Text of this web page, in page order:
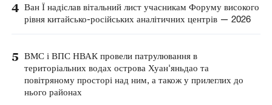
4 Ван Ї надіслав вітальний лист учасникам Форуму високого
рівня китайсько-російських аналітичних центрів — 2026
5 ВМС і ВПС НВАК провели патрулювання в
територіальних водах острова Хуан'яньдао та
повітряному просторі над ним, а також у прилеглих до
нього районах